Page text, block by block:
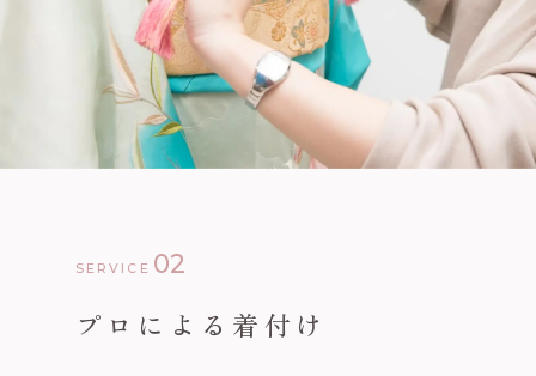
SERVICE 02
プロによる着付け